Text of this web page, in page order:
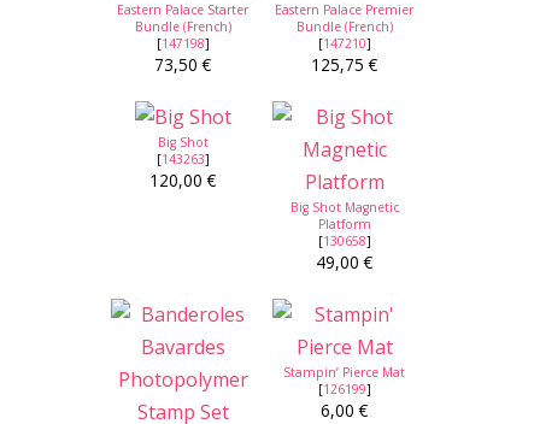
Eastern Palace Starter
Bundle (French)
[147198]
73,50 €
Eastern Palace Premier
Bundle (French)
[147210]
125,75 €
Big Shot
[143263]
120,00 €
Big Shot Magnetic
Platform
[130658]
49,00 €
Stampin’ Pierce Mat
[126199]
6,00 €